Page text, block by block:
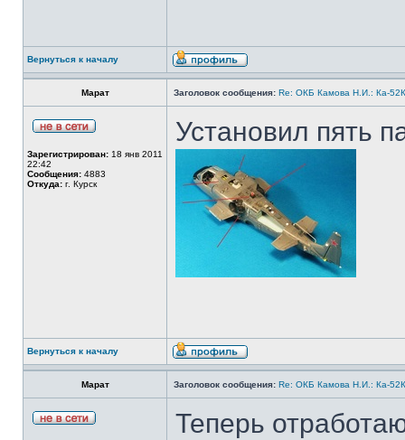
Вернуться к началу
Марат Заголовок сообщения: Re: ОКБ Камова Н.И.: Ка-
Зарегистрирован: 18 янв 2011
22:42
Сообщения: 4883
Откуда: г. Курск
Установил пять
Вернуться к началу
Марат Заголовок сообщения: Re: ОКБ Камова Н.И.: Ка-
Теперь